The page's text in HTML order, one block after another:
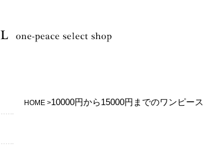
HOME >10000円から15000円までのワンピース